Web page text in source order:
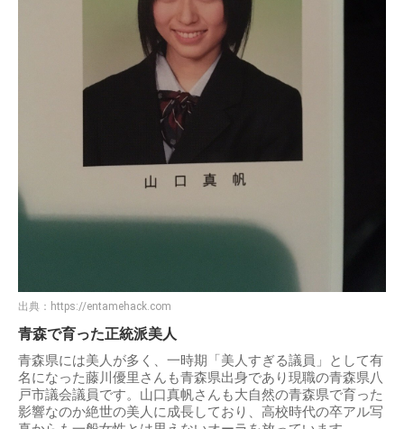
出典： https://entamehack.com
青森で育った正統派美人
青森県には美人が多く、一時期「美人すぎる議員」として有
名になった藤川優里さんも青森県出身であり現職の青森県八
戸市議会議員です。山口真帆さんも大自然の青森県で育った
影響なのか絶世の美人に成長しており、高校時代の卒アル写